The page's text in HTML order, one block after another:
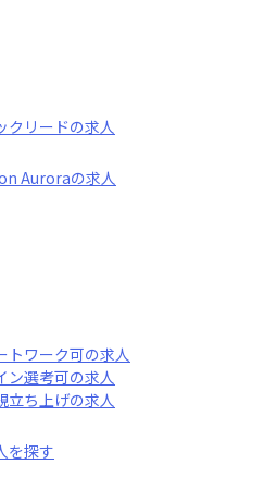
クリードの求人
Auroraの求人
トワーク可の求人
ン選考可の求人
立ち上げの求人
を探す